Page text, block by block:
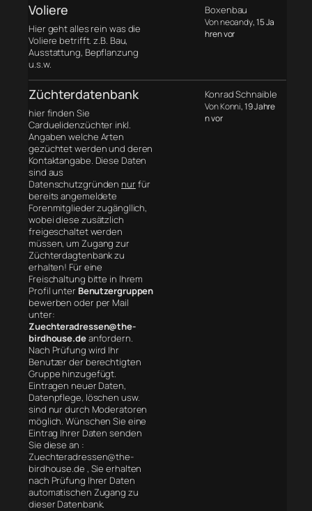
Voliere
Hier geht alles rein was die
Voliere betrifft. z.B. Bau,
Ausstattung, Bepflanzung
u.s.w.
Boxenbau
Von neoandy, 15 Ja
hren vor
Züchterdatenbank
hier finden Sie
Carduelidenzüchter inkl.
Angaben welche Arten
gezüchtet werden und deren
Kontaktangabe. Diese Daten
sind aus
Datenschutzgründen nurfür
bereits angemeldete
Forenmitglieder zugängllich,
wobei diese zusätzlich
freigeschaltet werden
müssen, um Zugang zur
Züchterdagtenbank zu
erhalten! Für eine
Freischaltung bitte in Ihrem
Profil unter Benutzergruppen
bewerben oder per Mail
unter:
Zuechteradressen@the-
birdhouse.deanfordern.
Nach Prüfung wird Ihr
Benutzer der berechtigten
Gruppe hinzugefügt.
Eintragen neuer Daten,
Datenpflege, löschen usw.
sind nur durch Moderatoren
möglich. Wünschen Sie eine
Eintrag Ihrer Daten senden
Sie diese an :
Zuechteradressen@the-
birdhouse.de , Sie erhalten
nach Prüfung Ihrer Daten
automatischen Zugang zu
dieser Datenbank.
Konrad Schnaible
Von Konni, 19 Jahre
n vor